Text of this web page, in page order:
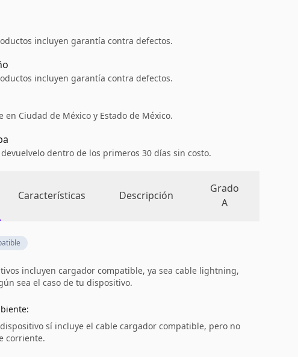
incluyen garantía contra defectos.
incluyen garantía contra defectos.
en Ciudad de México y Estado de México.
devuelvelo dentro de los primeros 30 días sin costo.
Características Descripción
Grado
A
incluyen cargador compatible, ya sea cable lightning,
sea el caso de tu dispositivo.
sí incluye el cable cargador compatible, pero no
corriente.